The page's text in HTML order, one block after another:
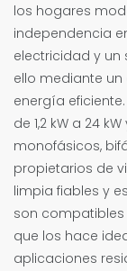
los hogares
independencia
electricidad y un
ello mediante
energía
de 1,2 kW a 24
monofásicos,
propietarios de
limpia fiables y
son
que los hace
aplicaciones